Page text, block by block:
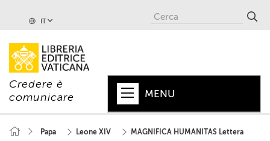
IT
Credere è
comunicare
MENU
Papa Leone XIV
MAGNIFICA HUMANITAS Lettera